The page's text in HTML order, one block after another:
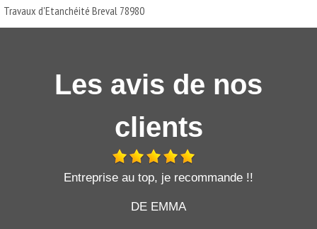
Travaux d'Etanchéité Breval 78980
Les avis de nos
clients
Entreprise au top, je recommande !!
DE EMMA